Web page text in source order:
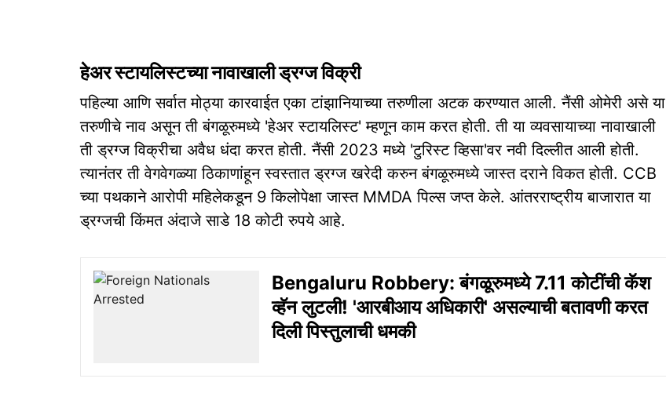
हेअर स्टायलिस्टच्या नावाखाली ड्रग्ज विक्री
पहिल्या आणि सर्वात मोठ्या कारवाईत एका टांझानियाच्या तरुणीला अटक करण्यात आली. नैंसी ओमेरी असे या
तरुणीचे नाव असून ती बंगळूरुमध्ये 'हेअर स्टायलिस्ट' म्हणून काम करत होती. ती या व्यवसायाच्या नावाखाली
ती ड्रग्ज विक्रीचा अवैध धंदा करत होती. नैंसी 2023 मध्ये 'टुरिस्ट व्हिसा'वर नवी दिल्लीत आली होती.
त्यानंतर ती वेगवेगळ्या ठिकाणांहून स्वस्तात ड्रग्ज खरेदी करुन बंगळूरुमध्ये जास्त दराने विकत होती. CCB
च्या पथकाने आरोपी महिलेकडून 9 किलोपेक्षा जास्त MMDA पिल्स जप्त केले. आंतरराष्ट्रीय बाजारात या
ड्रग्जची किंमत अंदाजे साडे 18 कोटी रुपये आहे.
Bengaluru Robbery: बंगळूरुमध्ये 7.11 कोटींची कॅश
व्हॅन लुटली! 'आरबीआय अधिकारी' असल्याची बतावणी करत
दिली पिस्तुलाची धमकी